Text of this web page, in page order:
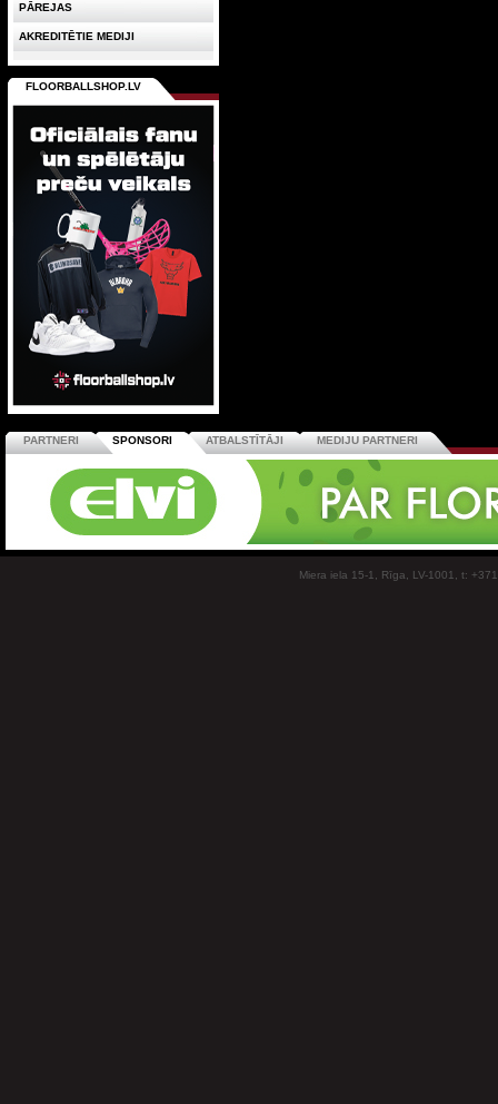
PĀREJAS
AKREDITĒTIE MEDIJI
FLOORBALLSHOP.LV
PARTNERI SPONSORI ATBALSTĪTĀJI MEDIJU PARTNERI
Miera iela 15-1, Rīga, LV-1001, t: